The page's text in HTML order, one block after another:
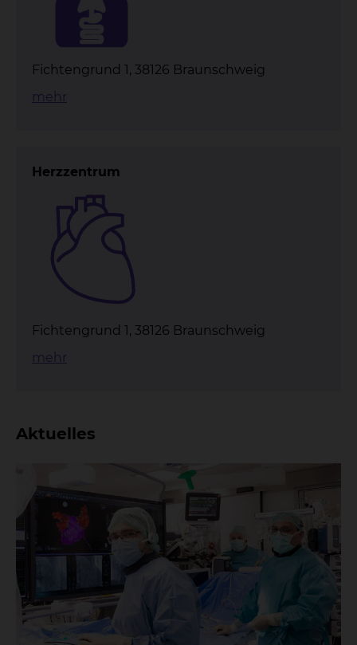
Fichtengrund 1, 38126 Braunschweig
mehr
Herzzentrum
Fichtengrund 1, 38126 Braunschweig
mehr
Aktuelles